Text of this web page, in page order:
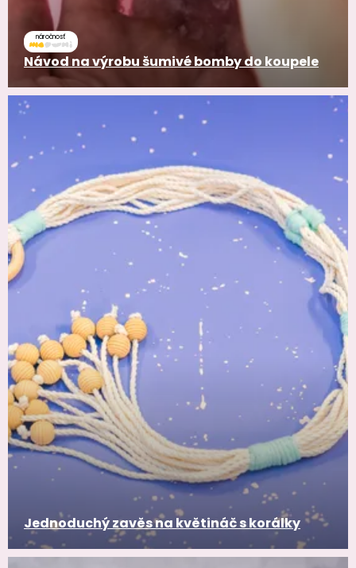
náročnosť
Návod na výrobu šumivé bomby do koupele
Jednoduchý zavěs na květináč s korálky